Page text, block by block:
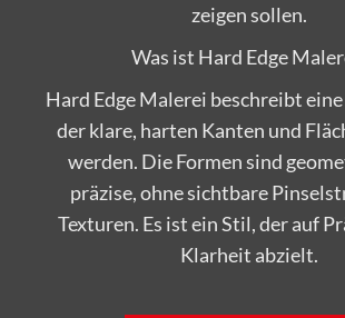
zeigen sollen.
Was ist Hard Edge
Hard Edge Malerei beschreibt
der klare, harten Kanten und
werden. Die Formen sind
präzise, ohne sichtbare
Texturen. Es ist ein Stil, der auf
Klarheit abzielt.